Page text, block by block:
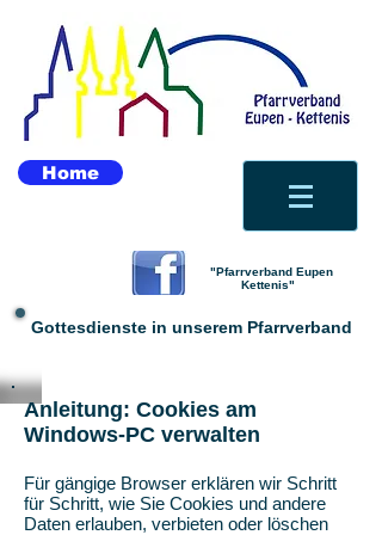
Home
"Pfarrverband Eupen
Kettenis"
Gottesdienste in unserem Pfarrverband
Anleitung: Cookies am
Windows-PC verwalten
Für gängige Browser erklären wir Schritt
für Schritt, wie Sie Cookies und andere
Daten erlauben, verbieten oder löschen